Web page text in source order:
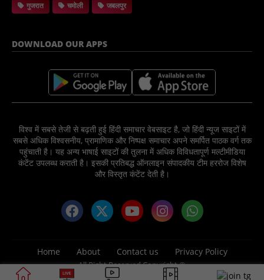
गुजरात
चमोली जबलपुर
DOWNLOAD OUR APPS
विश्व में सबसे तेजी से बढ़ती हुई हिंदी समाचार वेबसाइट है, जो हिंदी न्यूज साइटों में
सबसे अधिक विश्वसनीय, प्रामाणिक और निष्पक्ष समाचार अपने समर्पित पाठक वर्ग तक
पहुंचाती है। यह अन्य भाषाई साइटों की तुलना में अधिक विविधतापूर्ण मल्टीमीडिया
कंटेंट उपलब्ध कराती है। इसकी प्रतिबद्ध ऑनलाइन संपादकीय टीम हररोज विशेष
और विस्तृत कंटेंट देती है।
Home About Contact us Privacy Policy
All Right Reserved Copyright ©